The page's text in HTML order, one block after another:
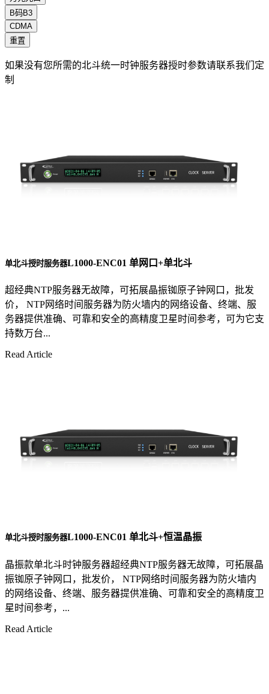
B码B3
CDMA
重置
如果没有您所需的北斗统一时钟服务器授时参数请联系我们定
制
单北斗授时服务器L1000-ENC01 单网口+单北斗
超经典NTP服务器无故障，可拓展晶振铷原子钟网口，批发
价， NTP网络时间服务器为防火墙内的网络设备、终端、服
务器提供准确、可靠和安全的高精度卫星时间参考，可为它支
持数万台...
Read Article
单北斗授时服务器L1000-ENC01 单北斗+恒温晶振
晶振款单北斗时钟服务器超经典NTP服务器无故障，可拓展晶
振铷原子钟网口，批发价， NTP网络时间服务器为防火墙内
的网络设备、终端、服务器提供准确、可靠和安全的高精度卫
星时间参考，...
Read Article